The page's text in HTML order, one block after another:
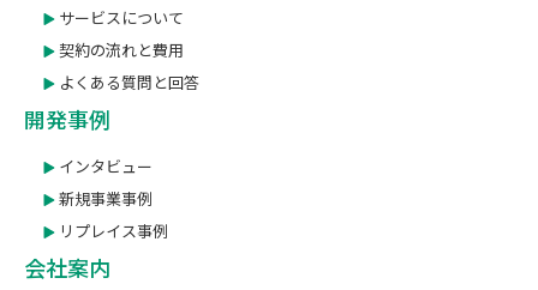
サービスについて
契約の流れと費用
よくある質問と回答
開発事例
インタビュー
新規事業事例
リプレイス事例
会社案内